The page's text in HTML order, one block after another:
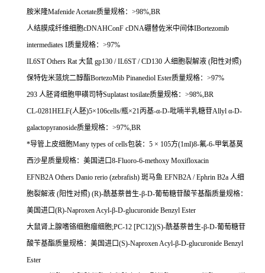
胺米隆Mafenide Acetate质量规格： >98%,BR
人结膜成纤维细胞cDNAHConF cDNA硼替佐米中间体IBortezomib
intermediates I质量规格： >97%
IL6ST Others Rat 大鼠 gp130 / IL6ST / CD130 人细胞裂解液 (阳性对照)
保特佐米蒎烷二醇酯BortezoMib Pinanediol Ester质量规格： >97%
293 人胚肾细胞甲磺司特Suplatast tosilate质量规格： >98%,BR
CL-0281HELF(人胚)5×106cells/瓶×21丙基-α-D-吡喃半乳糖苷Allyl α-D-
galactopyranoside质量规格： >97%,BR
*导管上皮细胞Many types of cells包装： 5 × 105方(1ml)8-氟-6-甲氧基莫
西沙星质量规格：美国进口8-Fluoro-6-methoxy Moxifloxacin
EFNB2A Others Danio rerio (zebrafish) 斑马鱼 EFNB2A / Ephrin B2a 人细
胞裂解液 (阳性对照) (R)-酰基萘普生-β-D-葡萄糖苷酸苄基酯质量规格：
美国进口(R)-Naproxen Acyl-β-D-glucuronide Benzyl Ester
大鼠肾上腺嗜铬细胞瘤细胞;PC-12 [PC12](S)-酰基萘普生-β-D-葡萄糖苷
酸苄基酯质量规格：美国进口(S)-Naproxen Acyl-β-D-glucuronide Benzyl
Ester